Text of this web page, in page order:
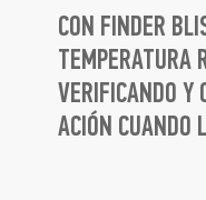
CON FINDER
TEMPERATURA
VERIFICANDO Y
ACIÓN CUANDO